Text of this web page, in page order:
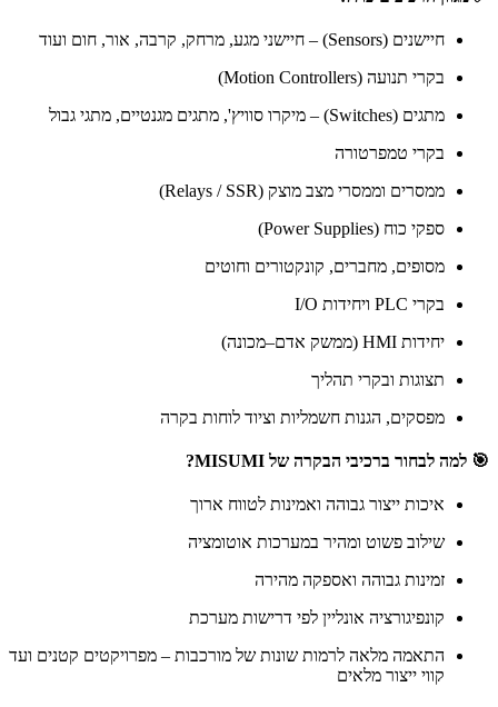
חיישנים (Sensors) – חיישני מגע, מרחק, קרבה, אור, חום ועוד
בקרי תנועה (Motion Controllers)
מתגים (Switches) – מיקרו סוויץ', מתגים מגנטיים, מתגי גבול
בקרי טמפרטורה
ממסרים וממסרי מצב מוצק (Relays / SSR)
ספקי כוח (Power Supplies)
מסופים, מחברים, קונקטורים וחוטים
בקרי PLC ויחידות I/O
יחידות HMI (ממשק אדם–מכונה)
תצוגות ובקרי תהליך
מפסקים, הגנות חשמליות וציוד לוחות בקרה
🎯 למה לבחור ברכיבי הבקרה של MISUMI?
איכות ייצור גבוהה ואמינות לטווח ארוך
שילוב פשוט ומהיר במערכות אוטומציה
זמינות גבוהה ואספקה מהירה
קונפיגורציה אונליין לפי דרישות מערכת
התאמה מלאה לרמות שונות של מורכבות – מפרויקטים קטנים ועד
קווי ייצור מלאים